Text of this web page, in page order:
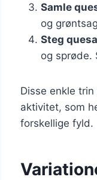
Samle
og
Steg
og sprøde.
Disse enkle
aktivitet, som
forskellige fyld.